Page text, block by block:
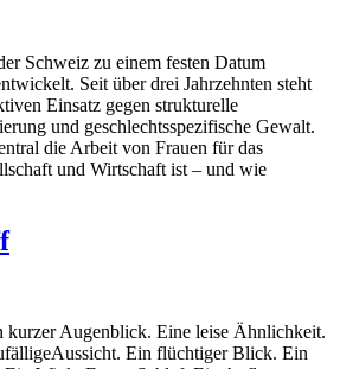
Schweiz zu einem festen Datum
Seit über drei Jahrzehnten steht
Einsatz gegen strukturelle
und geschlechtsspezifische Gewalt.
die Arbeit von Frauen für das
und Wirtschaft ist – und wie
kurzer Augenblick. Eine leise Ähnlichkeit.
Ein flüchtiger Blick. Ein